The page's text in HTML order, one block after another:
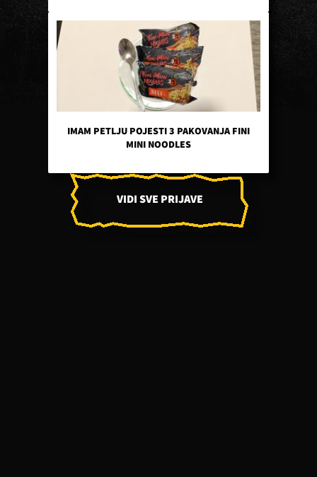
IMAM PETLJU POJESTI 3 PAKOVANJA FINI
MINI NOODLES
VIDI SVE PRIJAVE